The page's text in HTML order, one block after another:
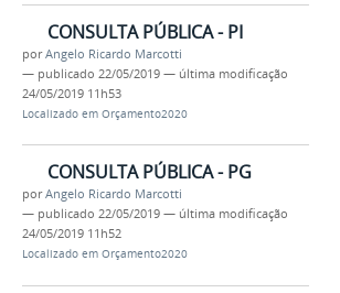
CONSULTA PÚBLICA - PI
porAngelo Ricardo Marcotti
— publicado 22/05/2019 — última modificação
24/05/2019 11h53
Localizado em Orçamento2020
CONSULTA PÚBLICA - PG
porAngelo Ricardo Marcotti
— publicado 22/05/2019 — última modificação
24/05/2019 11h52
Localizado em Orçamento2020